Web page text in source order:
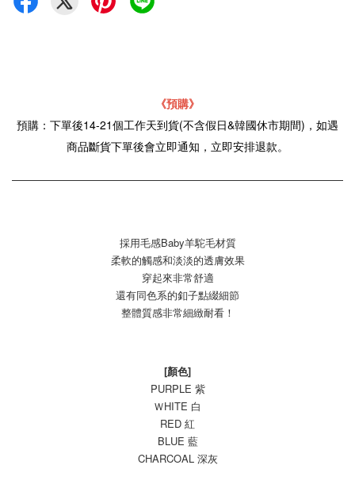
《預購》
預購：下單後14-21個工作天到貨(不含假日&韓國休市期間)，如遇
商品斷貨下單後會立即通知，立即安排退款。
採用毛感Baby羊駝毛材質
柔軟的觸感和淡淡的透膚效果
穿起來非常舒適
還有同色系的釦子點綴細節
整體質感非常細緻耐看！
[顏色]
PURPLE 紫
ＷHITE 白
RED 紅
BLUE 藍
CHARCOAL 深灰